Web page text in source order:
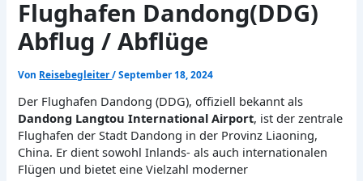
Flughafen Dandong(DDG)
Abflug / Abflüge
Von Reisebegleiter/September 18, 2024
Der Flughafen Dandong (DDG), offiziell bekannt als
Dandong Langtou International Airport, ist der zentrale
Flughafen der Stadt Dandong in der Provinz Liaoning,
China. Er dient sowohl Inlands- als auch internationalen
Flügen und bietet eine Vielzahl moderner